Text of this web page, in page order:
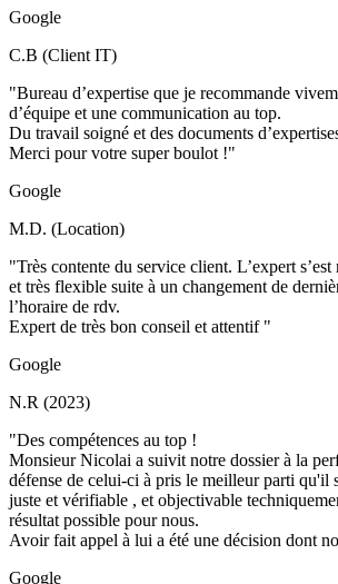
Google
C.B (Client IT)
"Bureau d’expertise que je recommande
d’équipe et une communication au top.
Du travail soigné et des documents
Merci pour votre super boulot !"
Google
M.D. (Location)
"Très contente du service client. L’expert
et très flexible suite à un changement de
l’horaire de rdv.
Expert de très bon conseil et attentif "
Google
N.R (2023)
"Des compétences au top !
Monsieur Nicolai a suivit notre dossier à la
défense de celui-ci à pris le meilleur parti qu'il
juste et vérifiable , et objectivable
résultat possible pour nous.
Avoir fait appel à lui a été une décision dont
Google